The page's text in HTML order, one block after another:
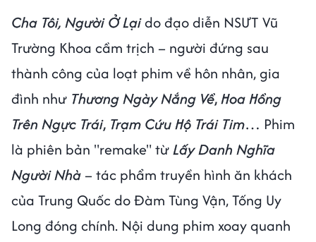
Cha Tôi, Người Ở Lạido đạo diễn NSƯT Vũ
Trường Khoa cầm trịch – người đứng sau
thành công của loạt phim về hôn nhân, gia
đình như Thương Ngày Nắng Về,Hoa Hồng
Trên Ngực Trái, Trạm Cứu Hộ Trái Tim… Phim
là phiên bản "remake" từLấy Danh Nghĩa
Người Nhà – tác phẩm truyền hình ăn khách
của Trung Quốc do Đàm Tùng Vận, Tống Uy
Long đóng chính. Nội dung phim xoay quanh